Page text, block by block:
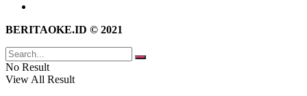
BERITAOKE.ID © 2021
No Result
View All Result